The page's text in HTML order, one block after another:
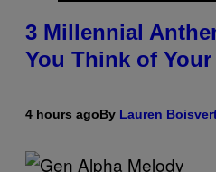
3 Millennial
You Think of
4 hours agoBy Lauren